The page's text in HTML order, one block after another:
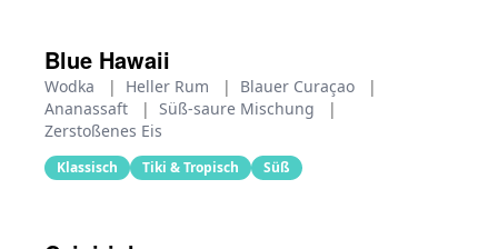
Blue Hawaii
Wodka | Heller Rum | Blauer Curaçao
|
Ananassaft
| Süß-saure Mischung
|
Zerstoßenes Eis
Klassisch Tiki & Tropisch Süß